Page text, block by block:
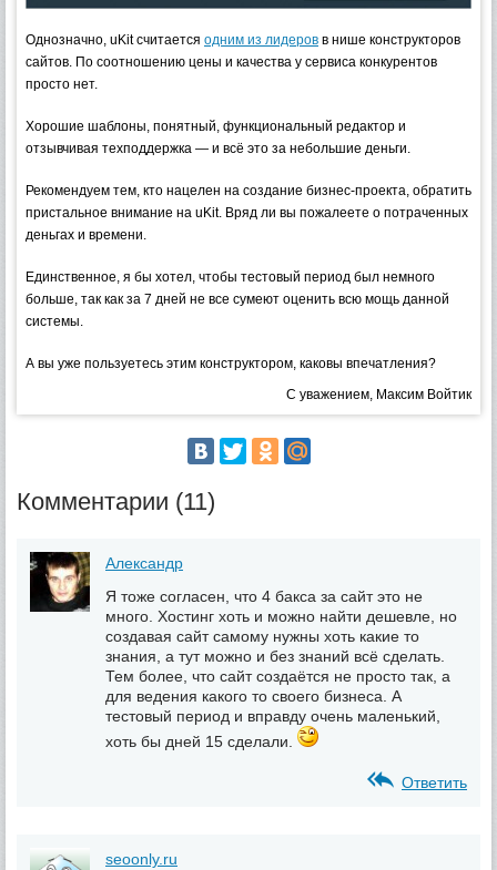
Однозначно, uKit считается одним из лидеров в нише конструкторов
сайтов. По соотношению цены и качества у сервиса конкурентов
просто нет.
Хорошие шаблоны, понятный, функциональный редактор и
отзывчивая техподдержка — и всё это за небольшие деньги.
Рекомендуем тем, кто нацелен на создание бизнес-проекта, обратить
пристальное внимание на uKit. Вряд ли вы пожалеете о потраченных
деньгах и времени.
Единственное, я бы хотел, чтобы тестовый период был немного
больше, так как за 7 дней не все сумеют оценить всю мощь данной
системы.
А вы уже пользуетесь этим конструктором, каковы впечатления?
С уважением, Максим Войтик
Комментарии (11)
Александр
Я тоже согласен, что 4 бакса за сайт это не
много. Хостинг хоть и можно найти дешевле, но
создавая сайт самому нужны хоть какие то
знания, а тут можно и без знаний всё сделать.
Тем более, что сайт создаётся не просто так, а
для ведения какого то своего бизнеса. А
тестовый период и вправду очень маленький,
хоть бы дней 15 сделали.
Ответить
seoonly.ru